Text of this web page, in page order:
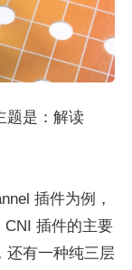
题是：解读
插件为例，
CNI 插件的主要
还有一种纯三层